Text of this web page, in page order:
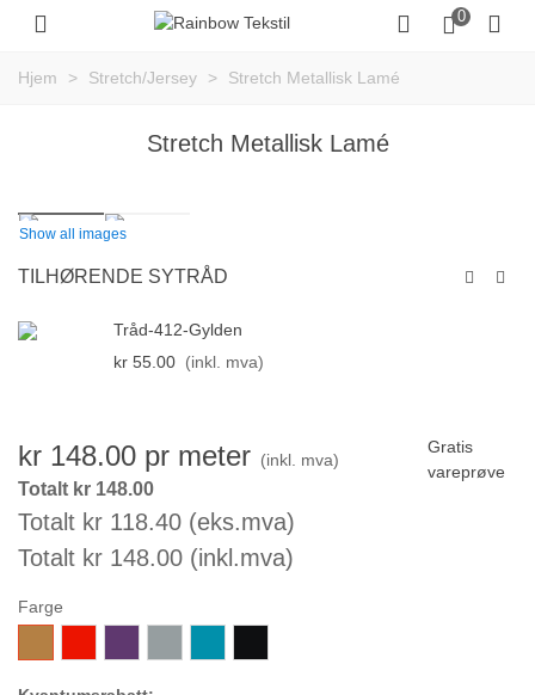
0
Hjem > Stretch/Jersey > Stretch Metallisk Lamé
Stretch Metallisk Lamé
Show all images
TILHØRENDE SYTRÅD
Tråd-412-Gylden
kr 55.00 (inkl. mva)
kr 148.00 pr meter (inkl. mva)
Totalt kr 148.00
Totalt kr 118.40 (eks.mva)
Totalt kr 148.00 (inkl.mva)
Gratis
vareprøve
Farge
GyldenRød Lilla
LysGråPetrolTurkis
Svart